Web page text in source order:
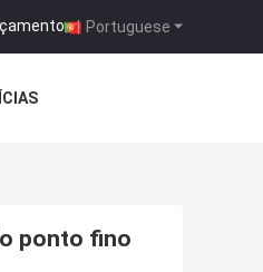
Portuguese
|
ponto fino